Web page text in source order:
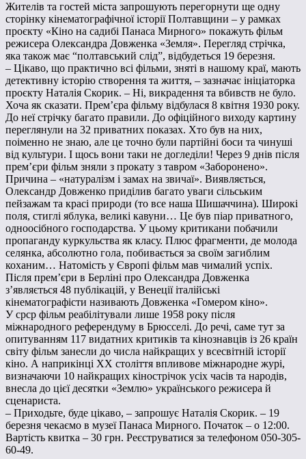
Жителів та гостей міста запрошують перегорнути ще одну
сторінку кінематографічної історії Полтавщини – у рамках
проєкту «Кіно на садибі Панаса Мирного» покажуть фільм
режисера Олександра Довженка «Земля». Перегляд стрічка,
яка також має “полтавський слід”, відбудеться 19 березня.
– Цікаво, що практично всі фільми, зняті в нашому краї, мають
детективну історію створення та життя, – зазначає ініціаторка
проєкту Наталія Скорик. – Ні, викрадення та вбивств не було.
Хоча як сказати. Прем’єра фільму відбулася 8 квітня 1930 року.
До неї стрічку багато правили. До офіційного виходу картину
переглянули на 32 приватних показах. Хто був на них,
поіменно не знаю, але це точно були партійні боси та чинуші
від культури. І щось вони таки не догледіли! Через 9 днів після
прем’єри фільм зняли з прокату з тавром «Заборонено».
Причина – «натуралізм і замах на звичаї». Виявляється,
Олександр Довженко приділив багато уваги сільським
пейзажам та красі природи (то все наша Шишаччина). Широкі
поля, стиглі яблука, великі кавуни… Це був піар приватного,
одноосібного господарства. У цьому критикани побачили
пропаганду куркульства як класу. Плюс фрагменти, де молода
селянка, абсолютно гола, побивається за своїм загиблим
коханим… Натомість у Європі фільм мав чималий успіх.
Після прем’єри в Берліні про Олександра Довженка
з’являється 48 публікацій, у Венеції італійські
кінематографісти називають Довженка «Гомером кіно».
У срср фільм реабілітували лише 1958 року після
міжнародного референдуму в Брюсселі. До речі, саме тут за
опитуванням 117 видатних критиків та кінознавців із 26 країн
світу фільм занесли до числа найкращих у всесвітній історії
кіно. А наприкінці ХХ століття впливове міжнародне журі,
визначаючи 10 найкращих кінострічок усіх часів та народів,
внесла до цієї десятки «Землю» українського режисера й
сценариста.
– Приходьте, буде цікаво, – запрошує Наталія Скорик. – 19
березня чекаємо в музеї Панаса Мирного. Початок – о 12:00.
Вартість квитка – 30 грн. Реєструватися за телефоном 050-305-
60-49.